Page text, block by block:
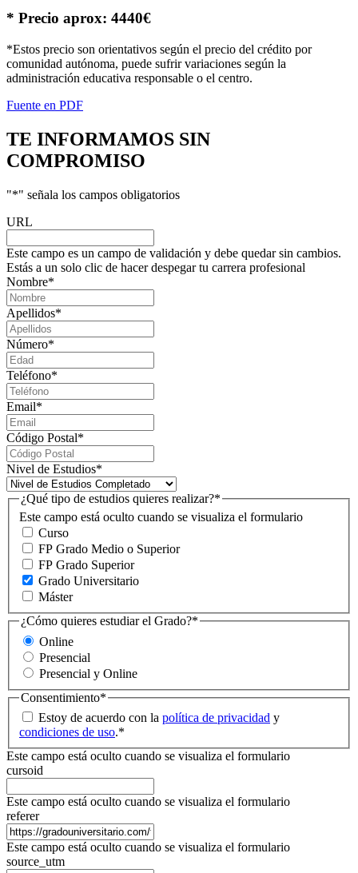
* Precio aprox: 4440€
*Estos precio son orientativos según el precio del crédito por
comunidad autónoma, puede sufrir variaciones según la
administración educativa responsable o el centro.
Fuente en PDF
TE INFORMAMOS SIN
COMPROMISO
"*" señala los campos obligatorios
URL
Este campo es un campo de validación y debe quedar sin cambios.
Estás a un solo clic de hacer despegar tu carrera profesional
Nombre*
Apellidos*
Número*
Teléfono*
Email*
Código Postal*
Nivel de Estudios*
Este campo está oculto cuando se visualiza el formulario
¿Qué tipo de estudios quieres realizar?*
Curso
FP Grado Medio o Superior
FP Grado Superior
Grado Universitario
Máster
¿Cómo quieres estudiar el Grado?*
Online
Presencial
Presencial y Online
Consentimiento*
Estoy de acuerdo con la política de privacidad y
condiciones de uso.*
Este campo está oculto cuando se visualiza el formulario
cursoid
Este campo está oculto cuando se visualiza el formulario
referer
Este campo está oculto cuando se visualiza el formulario
source_utm